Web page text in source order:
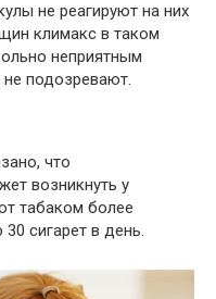
не реагируют на них
климакс в таком
неприятным
подозревают.
что
возникнуть у
табаком более
сигарет в день.